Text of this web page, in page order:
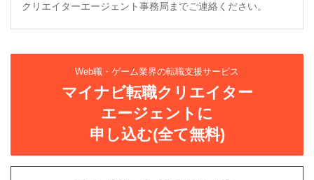
クリエイターエージェント事務局までご連絡ください。
Web職・ゲーム業界の転職支援サービス
マイナビ転職クリエイター
エージェントに
申し込む(全て無料)